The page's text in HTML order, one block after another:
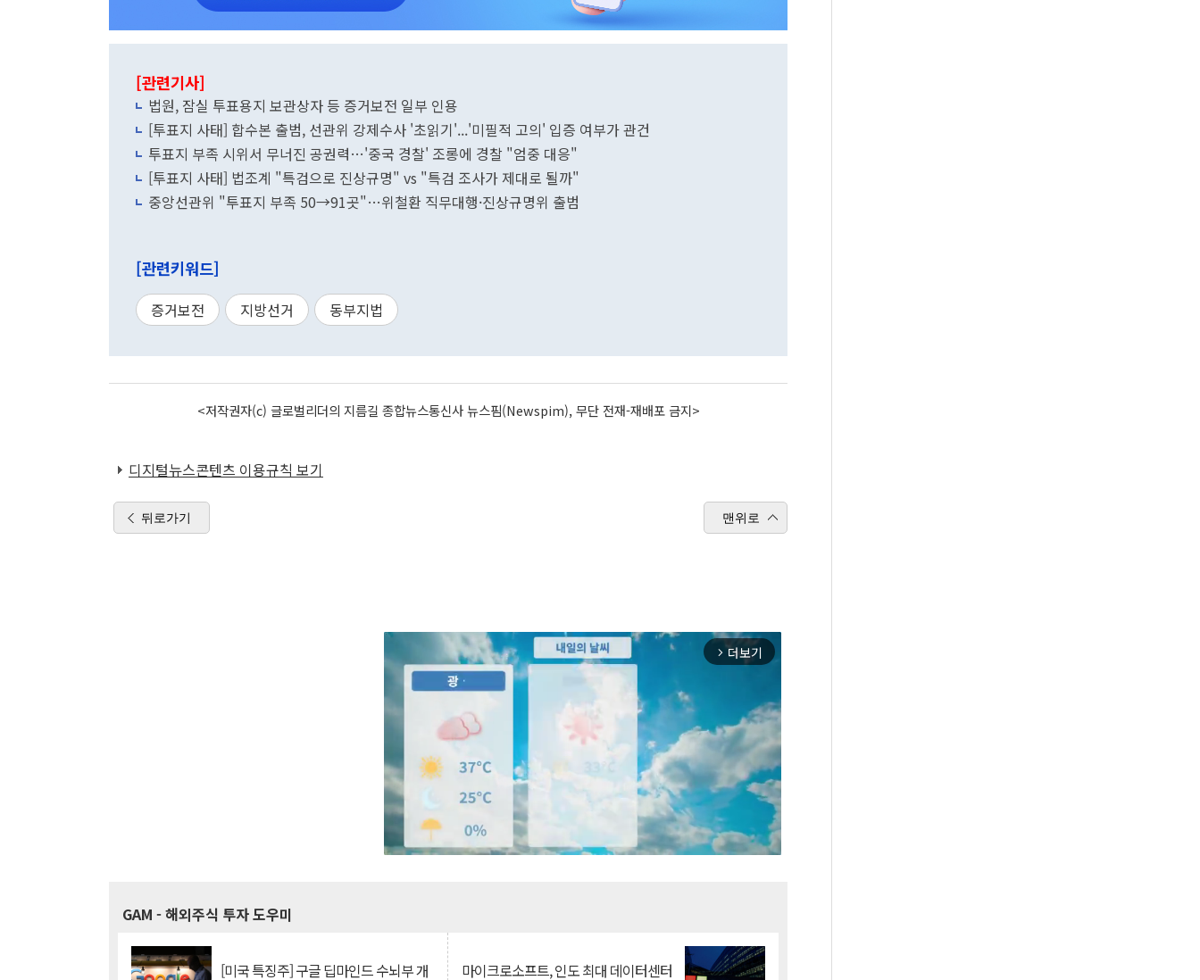
[관련기사]
법원, 잠실 투표용지 보관상자 등 증거보전 일부 인용
[투표지 사태] 합수본 출범, 선관위 강제수사 '초읽기'...'미필적 고의' 입증 여부가 관건
투표지 부족 시위서 무너진 공권력…'중국 경찰' 조롱에 경찰 "엄중 대응"
[투표지 사태] 법조계 "특검으로 진상규명" vs "특검 조사가 제대로 될까"
중앙선관위 "투표지 부족 50→91곳"…위철환 직무대행·진상규명위 출범
[관련키워드]
증거보전 지방선거 동부지법
<저작권자(c) 글로벌리더의 지름길 종합뉴스통신사 뉴스핌(Newspim), 무단 전재-재배포 금지>
디지털뉴스콘텐츠 이용규칙 보기
뒤로가기 맨위로
arrow_forward_ios 더보기
GAM - 해외주식 투자 도우미
[미국 특징주] 구글 딥마인드 수뇌부 개 마이크로소프트, 인도 최대 데이터센터